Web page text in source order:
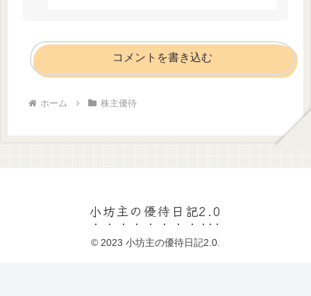
コメントを書き込む
ホーム 株主優待
小坊主の優待日記2.0
© 2023 小坊主の優待日記2.0.